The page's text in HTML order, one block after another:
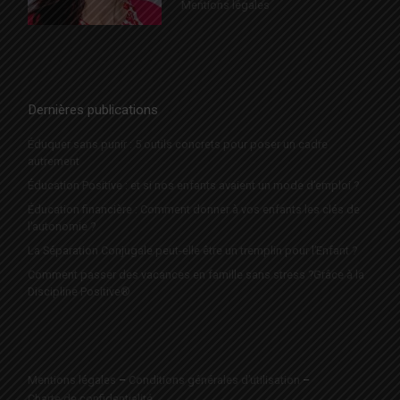
Mentions légales
Dernières publications
Éduquer sans punir : 5 outils concrets pour poser un cadre
autrement
Éducation Positive : et si nos enfants avaient un mode d’emploi ?
Éducation financière : Comment donner à vos enfants les clés de
l’autonomie ?
La Séparation Conjugale peut-elle être un tremplin pour l’Enfant ?
Comment passer des vacances en famille sans stress ?Grâce à la
Discipline Positive®
Mentions légales – Conditions générales d’utilisation –